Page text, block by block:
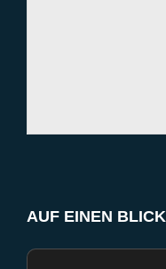
AUF EINEN BLICK